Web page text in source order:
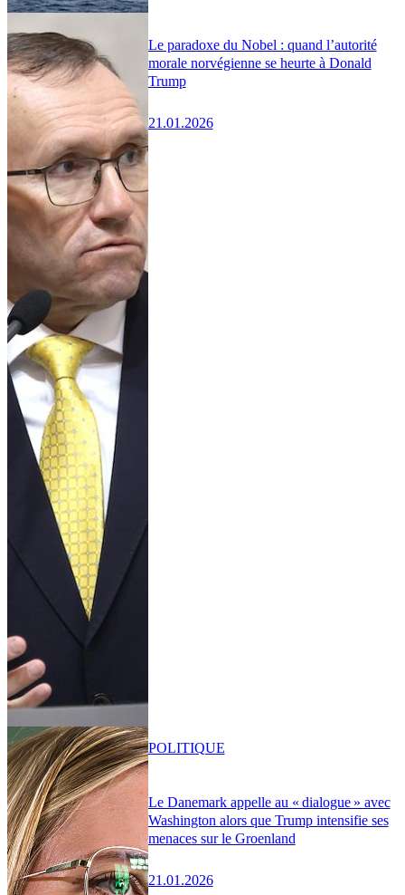
Le paradoxe du Nobel : quand l’autorité
morale norvégienne se heurte à Donald
Trump
21.01.2026
Le Danemark appelle au « dialogue » avec
Washington alors que Trump intensifie ses
menaces sur le Groenland
21.01.2026
POLITIQUE